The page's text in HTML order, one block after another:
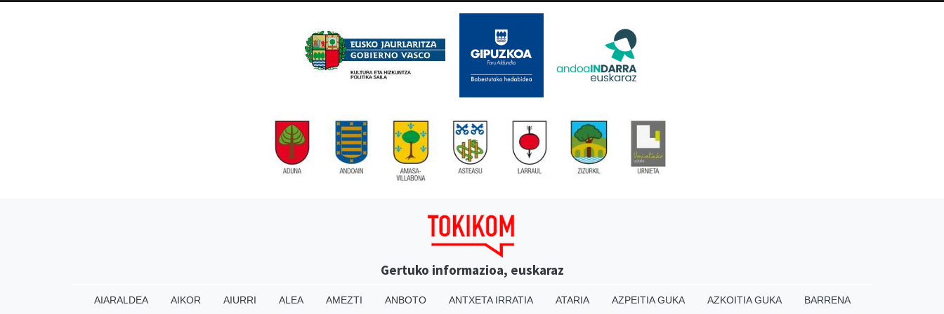
Gertuko informazioa, euskaraz
AIARALDEA AIKOR AIURRI ALEA AMEZTI ANBOTO ANTXETA IRRATIA ATARIA AZPEITIA GUKA AZKOITIA GUKA
BARRENA